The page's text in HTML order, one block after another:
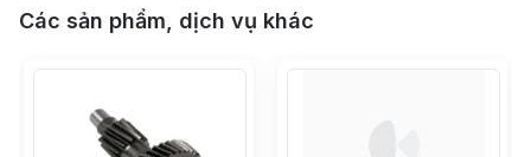
Các sản phẩm, dịch vụ khác